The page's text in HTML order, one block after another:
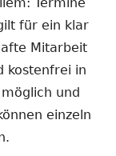
für ein klar
Mitarbeit
kostenfrei in
und
einzeln